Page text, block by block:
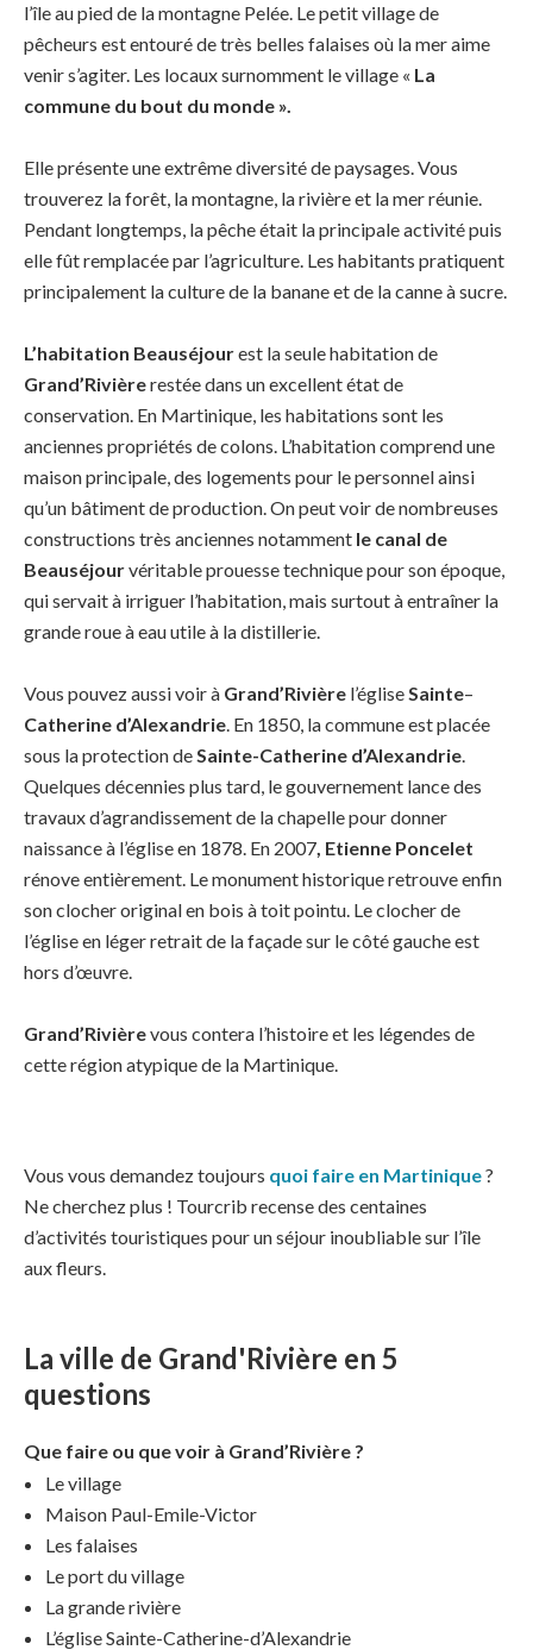
l’île au pied de la montagne Pelée. Le petit village de
pêcheurs est entouré de très belles falaises où la mer aime
venir s’agiter. Les locaux surnomment le village « La
commune du bout du monde ».
Elle présente une extrême diversité de paysages. Vous
trouverez la forêt, la montagne, la rivière et la mer réunie.
Pendant longtemps, la pêche était la principale activité puis
elle fût remplacée par l’agriculture. Les habitants pratiquent
principalement la culture de la banane et de la canne à sucre.
L’habitation Beauséjourest la seule habitation de
Grand’Rivièrerestée dans un excellent état de
conservation. En Martinique, les habitations sont les
anciennes propriétés de colons. L’habitation comprend une
maison principale, des logements pour le personnel ainsi
qu’un bâtiment de production. On peut voir de nombreuses
constructions très anciennes notamment le canal de
Beauséjourvéritable prouesse technique pour son époque,
qui servait à irriguer l’habitation, mais surtout à entraîner la
grande roue à eau utile à la distillerie.
Vous pouvez aussi voir à Grand’Rivière l’égliseSainte–
Catherine d’Alexandrie. En 1850, la commune est placée
sous la protection deSainte-Catherine d’Alexandrie.
Quelques décennies plus tard, le gouvernement lance des
travaux d’agrandissement de la chapelle pour donner
naissance à l’église en 1878. En 2007, Etienne Poncelet
rénove entièrement. Le monument historique retrouve enfin
son clocher original en bois à toit pointu. Le clocher de
l’église en léger retrait de la façade sur le côté gauche est
hors d’œuvre.
Grand’Rivièrevous contera l’histoire et les légendes de
cette région atypique de la Martinique.
Vous vous demandez toujours quoi faire en Martinique?
Ne cherchez plus ! Tourcrib recense des centaines
d’activités touristiques pour un séjour inoubliable sur l’île
aux fleurs.
La ville de Grand'Rivière en 5
questions
Que faire ou que voir à Grand’Rivière ?
Le village
Maison Paul-Emile-Victor
Les falaises
Le port du village
La grande rivière
L’église Sainte-Catherine-d’Alexandrie